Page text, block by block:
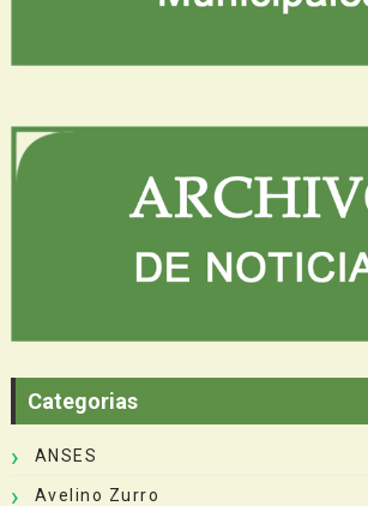
Categorias
ANSES
Avelino Zurro